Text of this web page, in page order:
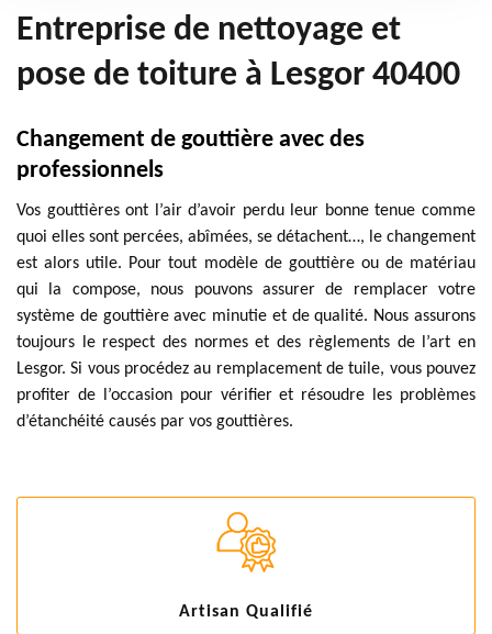
Entreprise de nettoyage et
pose de toiture à Lesgor 40400
Changement de gouttière avec des
professionnels
Vos gouttières ont l’air d’avoir perdu leur bonne tenue comme
quoi elles sont percées, abîmées, se détachent…, le changement
est alors utile. Pour tout modèle de gouttière ou de matériau
qui la compose, nous pouvons assurer de remplacer votre
système de gouttière avec minutie et de qualité. Nous assurons
toujours le respect des normes et des règlements de l’art en
Lesgor. Si vous procédez au remplacement de tuile, vous pouvez
profiter de l’occasion pour vérifier et résoudre les problèmes
d’étanchéité causés par vos gouttières.
Artisan Qualifié